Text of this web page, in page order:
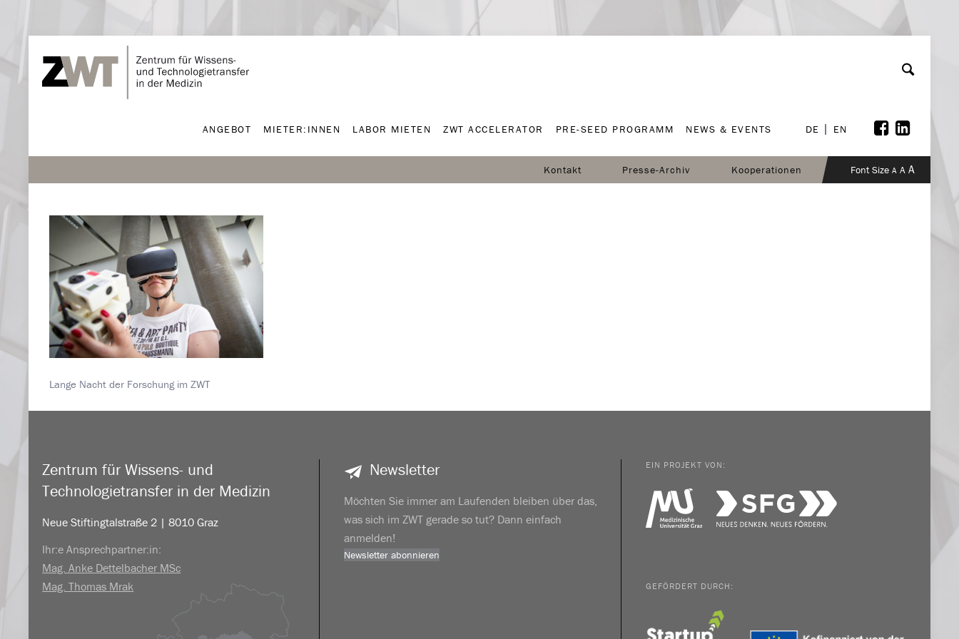
ANGEBOT
ANGEBOT MIETER:INNEN LABOR MIETEN ZWT ACCELERATOR PRE-SEED PROGRAMM NEWS & EVENTS DE EN
Font Size A A A
Kooperationen
Presse-Archiv
Kontakt
Lange Nacht der Forschung im ZWT
Zentrum für Wissens- und
Technologietransfer in der Medizin
Neue Stiftingtalstraße 2 | 8010 Graz
Ihr:e Ansprechpartner:in:
Mag. Anke Dettelbacher MSc
Mag. Thomas Mrak
Newsletter
Möchten Sie immer am Laufenden bleiben über das,
was sich im ZWT gerade so tut? Dann einfach
anmelden!
Newsletter abonnieren
EIN PROJEKT VON:
GEFÖRDERT DURCH: